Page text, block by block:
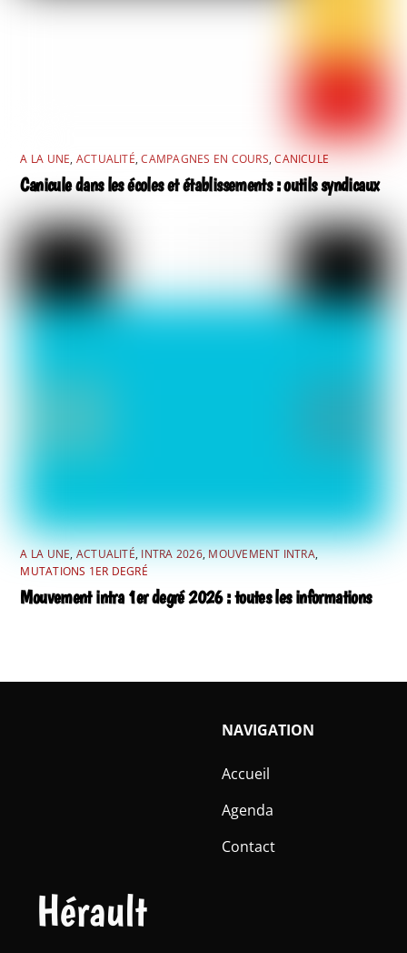
A LA UNE, ACTUALITÉ,CAMPAGNES EN COURS,CANICULE
Canicule dans les écoles et établissements : outils syndicaux
A LA UNE,ACTUALITÉ,INTRA 2026,MOUVEMENT INTRA,
MUTATIONS 1ER DEGRÉ
Mouvement intra 1er degré 2026 : toutes les informations
Hérault
NAVIGATION
Accueil
Agenda
Contact